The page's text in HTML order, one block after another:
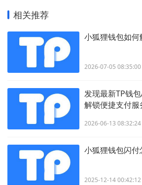
相关推荐
小狐狸钱包如何
2026-07-05 08:35:00
发现最新TP钱
解锁便捷支付服
2026-06-13 08:32:24
小狐狸钱包闪付
2025-12-14 00:42:12